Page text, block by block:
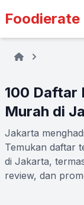
Foodierate
100 Daftar
Murah di
Jakarta
Temukan daftar
di Jakarta,
review, dan